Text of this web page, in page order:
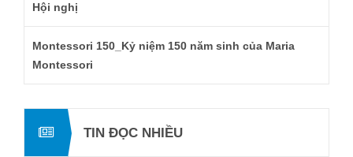
Hội nghị
Montessori 150_Kỷ niệm 150 năm sinh của Maria
Montessori
TIN ĐỌC NHIỀU